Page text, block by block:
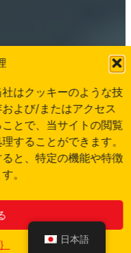
はクッキーのような技
よび/またはアクセス
とで、当サイトの閲覧
することができます。
と、特定の機能や特徴
。
日本語